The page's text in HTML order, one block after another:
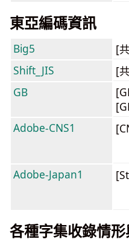
東亞編碼資訊
Big5 [
Shift_JIS
[
GB
Adobe-CNS1
Adobe-Japan1
各種字集收錄情